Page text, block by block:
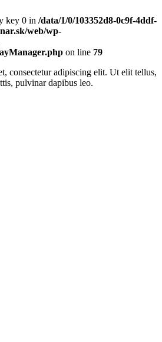
key 0 in /data/1/0/103352d8-0c9f-4ddf-
web/wp-
on line 79
consectetur adipiscing elit. Ut elit tellus,
pulvinar dapibus leo.